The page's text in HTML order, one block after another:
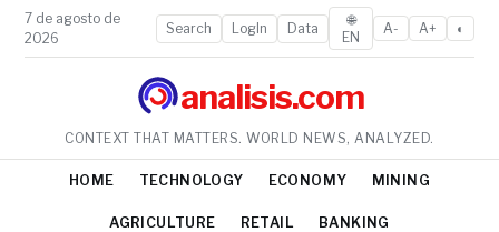
7 de agosto de
2026
Search LogIn Data
🌐
EN
A- A+ ◐
analisis.com
CONTEXT THAT MATTERS. WORLD NEWS, ANALYZED.
HOME TECHNOLOGY ECONOMY MINING
AGRICULTURE RETAIL BANKING